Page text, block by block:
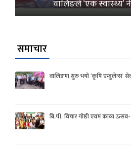
वालिङले ‘एक स्वास्थ्य’
समाचार
वालिङमा सुरु भयो ‘कृषि एम्बुलेन्स’
बि.पी. विचार गोष्ठी एवम काव्य